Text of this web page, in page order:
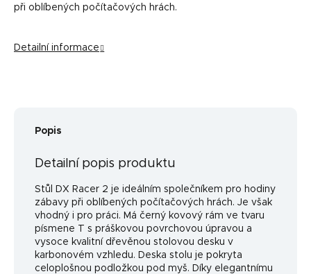
při oblíbených počítačových hrách.
Detailní informace
Popis
Detailní popis produktu
Stůl DX Racer 2 je ideálním společníkem pro hodiny
zábavy při oblíbených počítačových hrách. Je však
vhodný i pro práci. Má černý kovový rám ve tvaru
písmene T s práškovou povrchovou úpravou a
vysoce kvalitní dřevěnou stolovou desku v
karbonovém vzhledu. Deska stolu je pokryta
celoplošnou podložkou pod myš. Díky elegantnímu